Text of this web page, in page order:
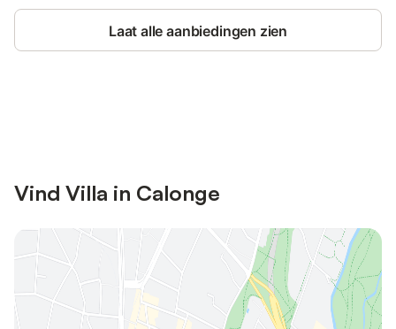
Laat alle aanbiedingen zien
Vind Villa in Calonge